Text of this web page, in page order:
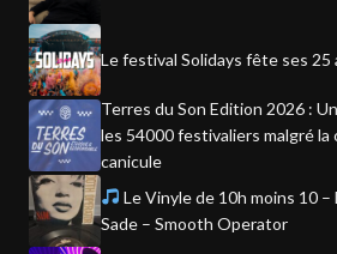
Le festival Solidays fête ses 25
Terres du Son Edition 2026 :
les 54000 festivaliers malgré la
canicule
Le Vinyle de 10h moins 10 –
Sade – Smooth Operator